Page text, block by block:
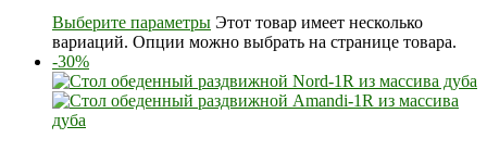
Выберите параметры Этот товар имеет несколько
вариаций. Опции можно выбрать на странице товара.
-30%